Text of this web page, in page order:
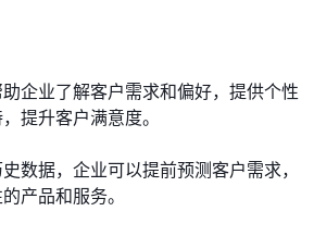
企业了解客户需求和偏好，提供个性
提升客户满意度。
数据，企业可以提前预测客户需求，
产品和服务。